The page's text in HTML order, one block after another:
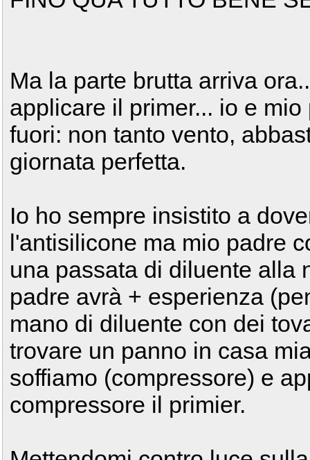
Ma la parte brutta arriva
applicare il primer... io e
fuori: non tanto vento,
giornata perfetta.
Io ho sempre insistito a
l'antisilicone ma mio padre
una passata di diluente alla
padre avrà + esperienza
mano di diluente con dei
trovare un panno in casa
soffiamo (compressore) e
compressore il primier.